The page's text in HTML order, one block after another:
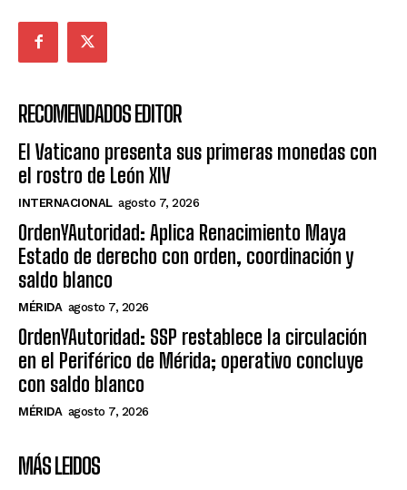
RECOMENDADOS EDITOR
El Vaticano presenta sus primeras monedas con
el rostro de León XIV
INTERNACIONAL agosto 7, 2026
OrdenYAutoridad: Aplica Renacimiento Maya
Estado de derecho con orden, coordinación y
saldo blanco
MÉRIDA agosto 7, 2026
OrdenYAutoridad: SSP restablece la circulación
en el Periférico de Mérida; operativo concluye
con saldo blanco
MÉRIDA agosto 7, 2026
MÁS LEIDOS